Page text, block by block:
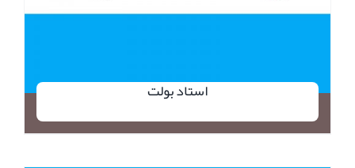
استاد بولت